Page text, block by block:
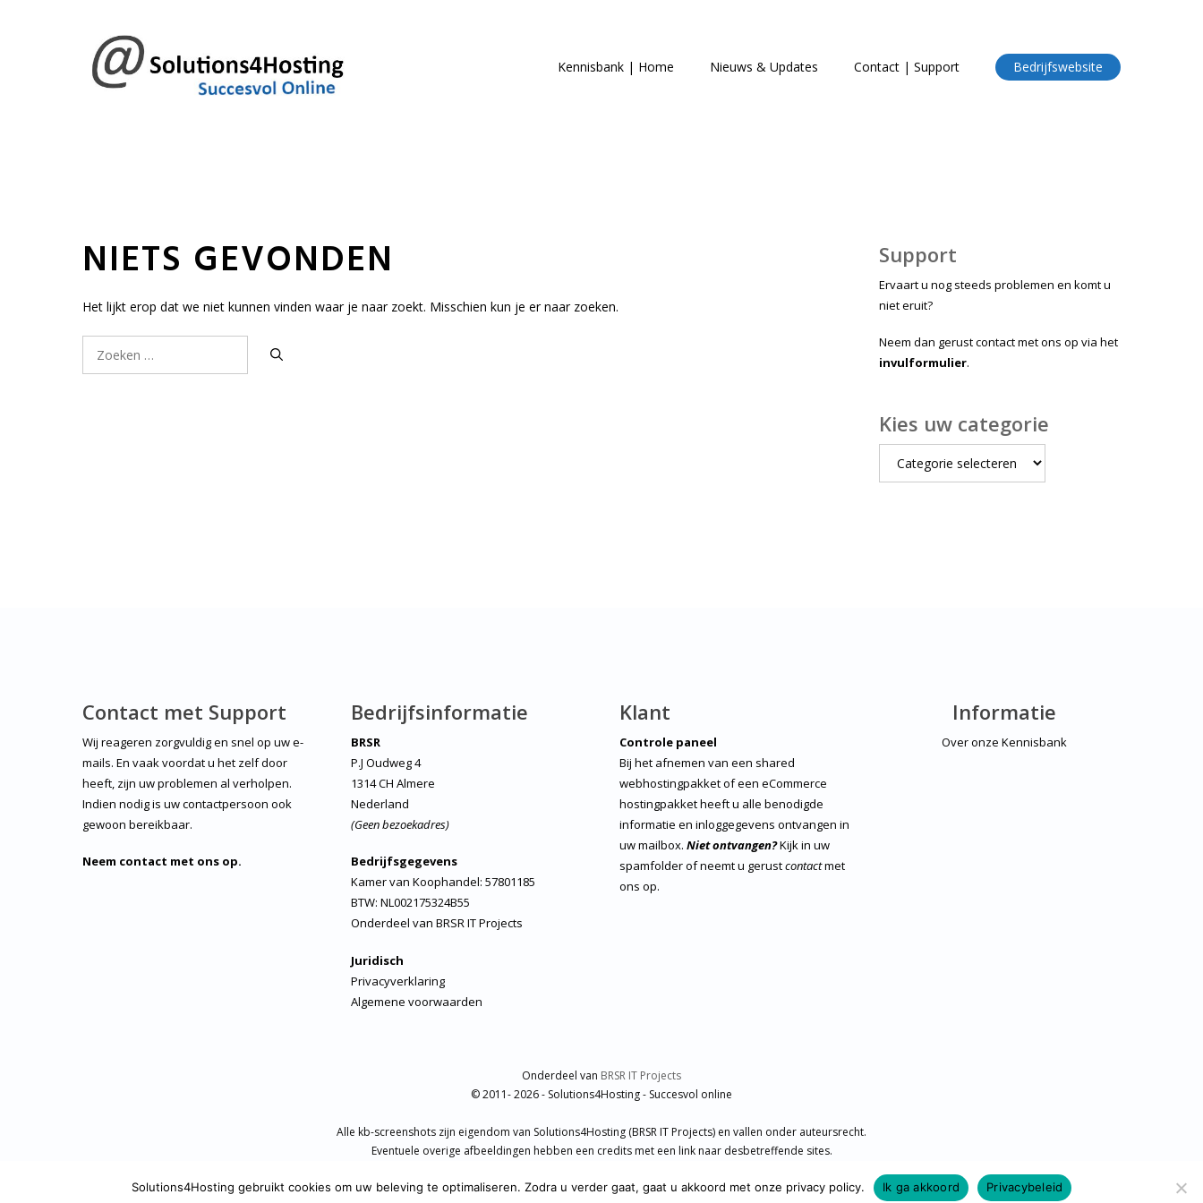
Kennisbank | Home Nieuws & Updates Contact | Support Bedrijfswebsite
NIETS GEVONDEN
Het lijkt erop dat we niet kunnen vinden waar je naar zoekt. Misschien kun je er naar zoeken.
Support
Ervaart u nog steeds problemen en komt u
niet eruit?
Neem dan gerust contact met ons op via het
invulformulier.
Kies uw categorie
Contact met Support
Wij reageren zorgvuldig en snel op uw e-
mails. En vaak voordat u het zelf door
heeft, zijn uw problemen al verholpen.
Indien nodig is uw contactpersoon ook
gewoon bereikbaar.
Neem contact met ons op.
Bedrijfsinformatie
BRSR
P.J Oudweg 4
1314 CH Almere
Nederland
(Geen bezoekadres)
Bedrijfsgegevens
Kamer van Koophandel: 57801185
BTW: NL002175324B55
Onderdeel van BRSR IT Projects
Juridisch
Privacyverklaring
Algemene voorwaarden
Klant
Controle paneel
Bij het afnemen van een shared
webhostingpakket of een eCommerce
hostingpakket heeft u alle benodigde
informatie en inloggegevens ontvangen in
uw mailbox. Niet ontvangen?Kijk in uw
spamfolder of neemt u gerustcontactmet
ons op.
Informatie
Over onze Kennisbank
Onderdeel van BRSR IT Projects
© 2011- 2026 - Solutions4Hosting - Succesvol online
Alle kb-screenshots zijn eigendom van Solutions4Hosting (BRSR IT Projects) en vallen onder auteursrecht.
Eventuele overige afbeeldingen hebben een credits met een link naar desbetreffende sites.
Solutions4Hosting gebruikt cookies om uw beleving te optimaliseren. Zodra u verder gaat, gaat u akkoord met onze privacy policy. Ik ga akkoord Privacybeleid